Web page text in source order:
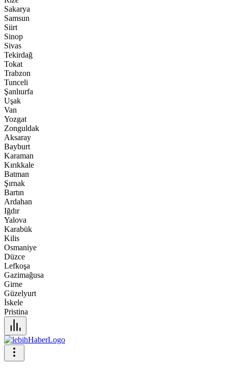
Sakarya
Samsun
Siirt
Sinop
Sivas
Tekirdağ
Tokat
Trabzon
Tunceli
Şanlıurfa
Uşak
Van
Yozgat
Zonguldak
Aksaray
Bayburt
Karaman
Kırıkkale
Batman
Şırnak
Bartın
Ardahan
Iğdır
Yalova
Karabük
Kilis
Osmaniye
Düzce
Lefkoşa
Gazimağusa
Girne
Güzelyurt
İskele
Pristina